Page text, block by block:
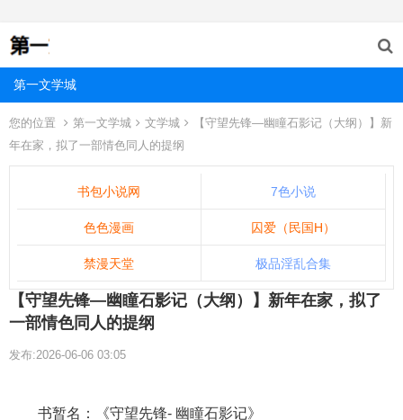
第一文学城
您的位置 第一文学城 文学城
【守望先锋—幽瞳石影记（大纲）】新
年在家，拟了一部情色同人的提纲
书包小说网 7色小说
色色漫画 囚爱（民国H）
禁漫天堂 极品淫乱合集
【守望先锋—幽瞳石影记（大纲）】新年在家，拟了
一部情色同人的提纲
发布:2026-06-06 03:05
书暂名：《守望先锋- 幽瞳石影记》